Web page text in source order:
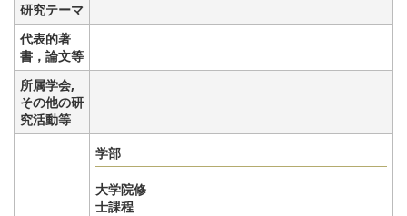
研究テーマ
代表的著
書，論文等
所属学会,
その他の研
究活動等
学部
大学院修
士課程